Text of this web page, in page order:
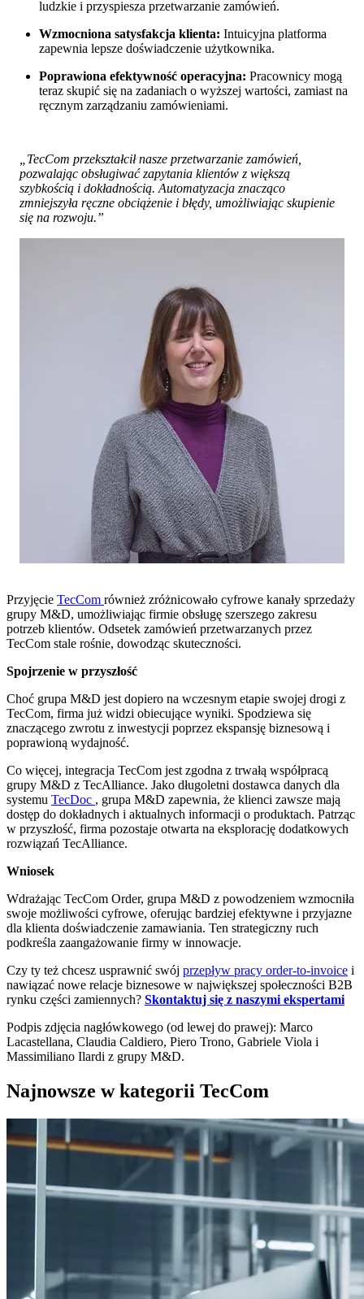
ludzkie i przyspiesza przetwarzanie zamówień.
Wzmocniona satysfakcja klienta: Intuicyjna platforma
zapewnia lepsze doświadczenie użytkownika.
Poprawiona efektywność operacyjna: Pracownicy mogą
teraz skupić się na zadaniach o wyższej wartości, zamiast na
ręcznym zarządzaniu zamówieniami.
„TecCom przekształcił nasze przetwarzanie zamówień,
pozwalając obsługiwać zapytania klientów z większą
szybkością i dokładnością. Automatyzacja znacząco
zmniejszyła ręczne obciążenie i błędy, umożliwiając skupienie
się na rozwoju.”
Przyjęcie TecCom również zróżnicowało cyfrowe kanały sprzedaży
grupy M&D, umożliwiając firmie obsługę szerszego zakresu
potrzeb klientów. Odsetek zamówień przetwarzanych przez
TecCom stale rośnie, dowodząc skuteczności.
Spojrzenie w przyszłość
Choć grupa M&D jest dopiero na wczesnym etapie swojej drogi z
TecCom, firma już widzi obiecujące wyniki. Spodziewa się
znaczącego zwrotu z inwestycji poprzez ekspansję biznesową i
poprawioną wydajność.
Co więcej, integracja TecCom jest zgodna z trwałą współpracą
grupy M&D z TecAlliance. Jako długoletni dostawca danych dla
systemu TecDoc , grupa M&D zapewnia, że klienci zawsze mają
dostęp do dokładnych i aktualnych informacji o produktach. Patrząc
w przyszłość, firma pozostaje otwarta na eksplorację dodatkowych
rozwiązań TecAlliance.
Wniosek
Wdrażając TecCom Order, grupa M&D z powodzeniem wzmocniła
swoje możliwości cyfrowe, oferując bardziej efektywne i przyjazne
dla klienta doświadczenie zamawiania. Ten strategiczny ruch
podkreśla zaangażowanie firmy w innowacje.
Czy ty też chcesz usprawnić swój przepływ pracy order-to-invoice i
nawiązać nowe relacje biznesowe w największej społeczności B2B
rynku części zamiennych? Skontaktuj się z naszymi ekspertami
Podpis zdjęcia nagłówkowego (od lewej do prawej): Marco
Lacastellana, Claudia Caldiero, Piero Trono, Gabriele Viola i
Massimiliano Ilardi z grupy M&D.
Najnowsze w kategorii TecCom